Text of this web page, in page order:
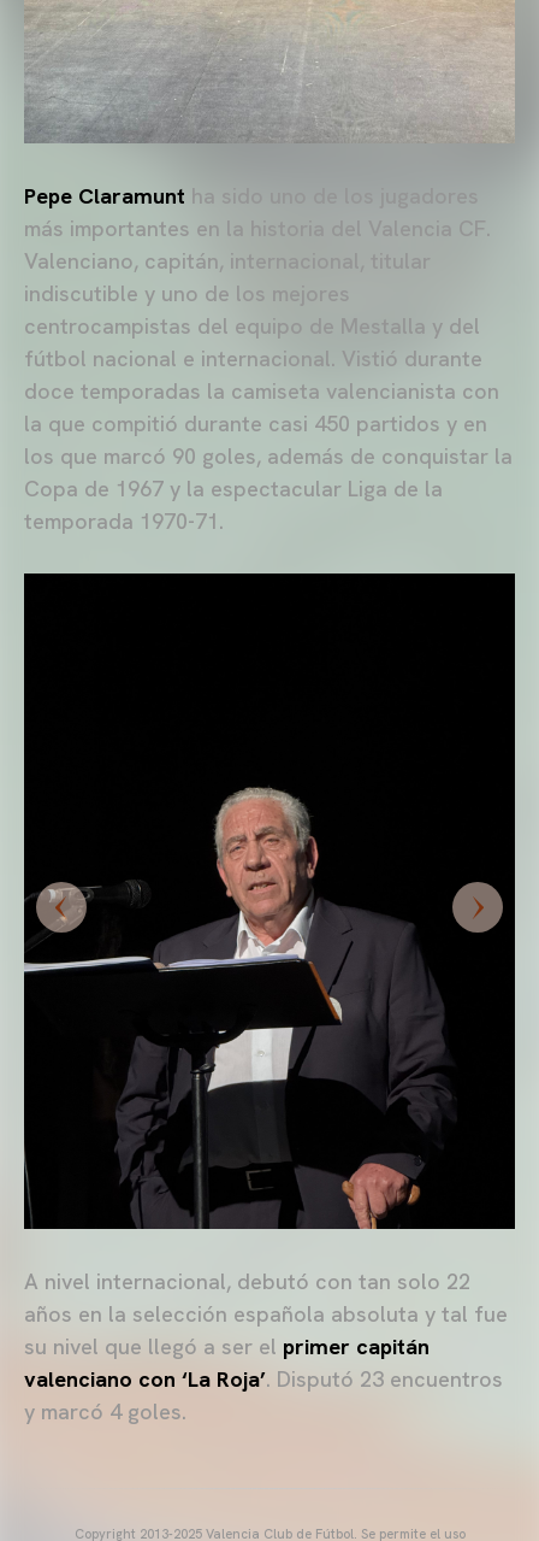
Pepe Claramunt ha sido uno de los jugadores
más importantes en la historia del Valencia CF.
Valenciano, capitán, internacional, titular
indiscutible y uno de los mejores
centrocampistas del equipo de Mestalla y del
fútbol nacional e internacional. Vistió durante
doce temporadas la camiseta valencianista con
la que compitió durante casi 450 partidos y en
los que marcó 90 goles, además de conquistar la
Copa de 1967 y la espectacular Liga de la
temporada 1970-71.
A nivel internacional, debutó con tan solo 22
años en la selección española absoluta y tal fue
su nivel que llegó a ser el primer capitán
valenciano con ‘La Roja’. Disputó 23 encuentros
y marcó 4 goles.
Copyright 2013-2025 Valencia Club de Fútbol. Se permite el uso